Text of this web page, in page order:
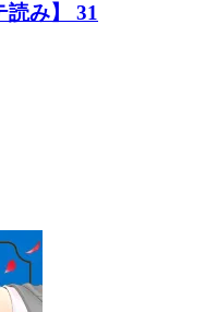
読み】 31